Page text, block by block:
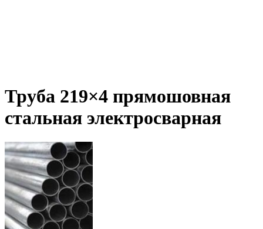
Труба 219×4 прямошовная
стальная электросварная